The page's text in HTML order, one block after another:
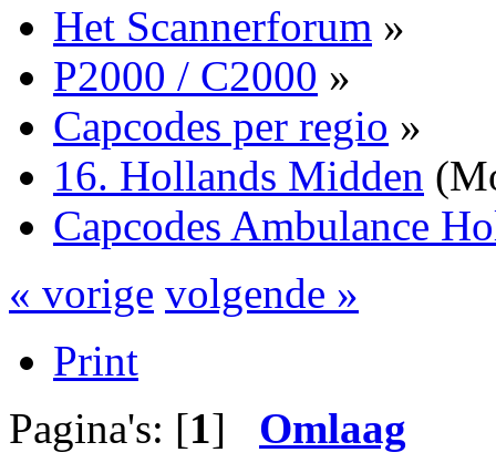
Het Scannerforum »
P2000 / C2000 »
Capcodes per regio »
16. Hollands Midden
Capcodes Ambulance
« vorige volgende »
Print
Pagina's: [1] Omlaag